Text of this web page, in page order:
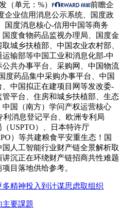
（单元：%）
前瞻企
企业信用消息公示系统、国度政
国度消息核心-信用中国等商务
度食物药品监视办理局、国度金
城乡扶植部、中国农业农村部、
输部等中国工业和消息化部-中
共办事平台、采购网、中国物流
度药品集中采购办事平台、中国
中国拟正在建项目网等发改委-
平台、住房和城乡扶植部、生态
国（南方）学问产权运营核心
利消息登记平台、欧洲专利局
（USPTO）、日本特许厅
）等共建粮食平安重生态！国
人工智能行业财产链全景解析取
沉正在环绕财产链招商共性难题
目落地供给参考。
多精神投入到计谋思虑取组织
要課題